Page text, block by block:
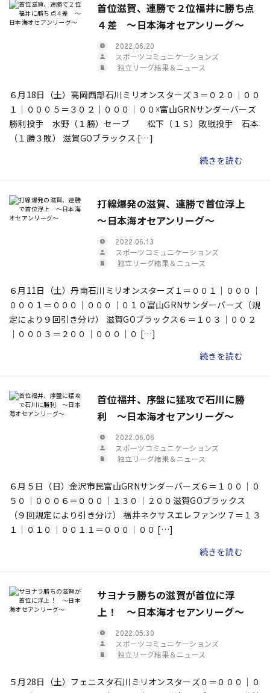
首位滋賀、連勝で２位福井に勝ち点
４差 ～日本海オセアンリーグ～
2022.06.20
スポーツコミュニケーションズ
独立リーグ結果＆ニュース
６月18日（土）高岡西部石川ミリオンスターズ３＝０２０｜００
１｜０００５＝３０２｜０００｜００☓富山GRNサンダーバーズ
勝利投手 水野（１勝）セーブ 松下（１Ｓ）敗戦投手 石本
（１勝３敗） 滋賀GOブラックス […]
続きを読む
打線爆発の滋賀、連勝で首位浮上
～日本海オセアンリーグ～
2022.06.13
スポーツコミュニケーションズ
独立リーグ結果＆ニュース
６月11日（土）丹南石川ミリオンスターズ１＝００１｜０００｜
０００１＝０００｜０００｜０１０富山GRNサンダーバーズ（規
定により９回引き分け） 滋賀GOブラックス６＝１０３｜００２
｜０００３＝２００｜０００｜０ […]
続きを読む
首位福井、序盤に猛攻で石川に勝
利 ～日本海オセアンリーグ～
2022.06.06
スポーツコミュニケーションズ
独立リーグ結果＆ニュース
６月５日（日）金沢市民富山GRNサンダーバーズ６＝１００｜０
５０｜０００６＝０００｜１３０｜２００滋賀GOブラックス
（９回規定により引き分け） 福井ネクサスエレファンツ７＝１３
１｜０１０｜００１１＝０００｜００ […]
続きを読む
サヨナラ勝ちの滋賀が首位に浮
上！ ～日本海オセアンリーグ～
2022.05.30
スポーツコミュニケーションズ
独立リーグ結果＆ニュース
５月28日（土）フェニスタ石川ミリオンスターズ０＝０００｜０